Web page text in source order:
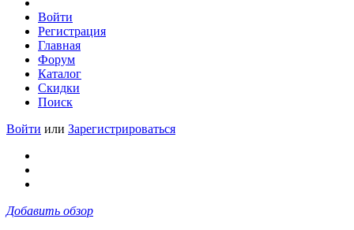
Войти
Регистрация
Главная
Форум
Каталог
Скидки
Поиск
Войти или Зарегистрироваться
Добавить обзор